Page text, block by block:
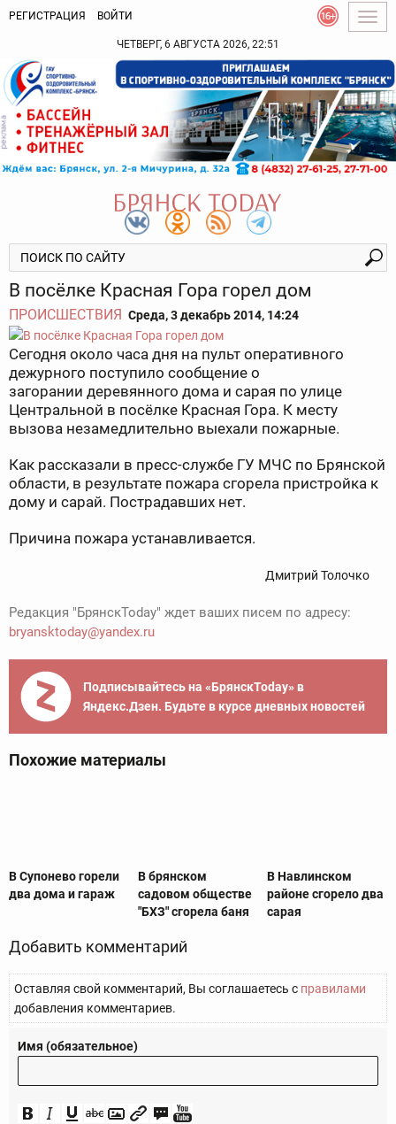
РЕГИСТРАЦИЯ ВОЙТИ
ЧЕТВЕРГ, 6 АВГУСТА 2026, 22:51
В посёлке Красная Гора горел дом
ПРОИСШЕСТВИЯ Среда, 3 декабрь 2014, 14:24
Сегодня около часа дня на пульт оперативного
дежурного поступило сообщение о
загорании деревянного дома и сарая по улице
Центральной в посёлке Красная Гора. К месту
вызова незамедлительно выехали пожарные.
Как рассказали в пресс-службе ГУ МЧС по Брянской
области, в результате пожара сгорела пристройка к
дому и сарай. Пострадавших нет.
Причина пожара устанавливается.
Дмитрий Толочко
Редакция "БрянскToday" ждет ваших писем по адресу:
bryansktoday@yandex.ru
Подписывайтесь на «БрянскToday» в
Яндекс.Дзен. Будьте в курсе дневных новостей
Похожие материалы
В Супонево горели
два дома и гараж
В брянском
садовом обществе
"БХЗ" сгорела баня
В Навлинском
районе сгорело два
сарая
Добавить комментарий
Оставляя свой комментарий, Вы соглашаетесь с правилами
добавления комментариев.
Имя (обязательное)